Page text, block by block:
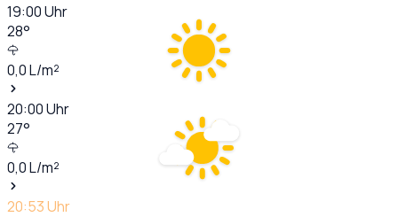
19:00Uhr
28°
0,0L/m²
20:00Uhr
27°
0,0L/m²
20:53Uhr